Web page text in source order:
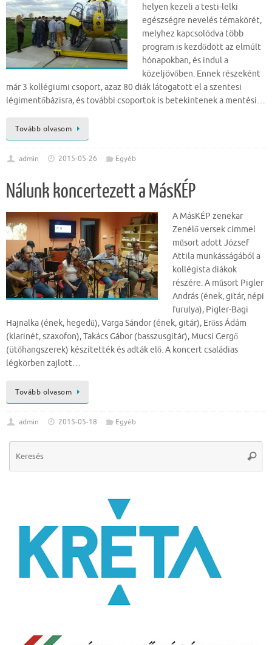
helyen kezeli a testi-lelki
egészségre nevelés témakörét,
melyhez kapcsolódva több
program is kezdődött az elmúlt
hónapokban, és indul a
közeljövőben. Ennek részeként
már 3 kollégiumi csoport, azaz 80 diák látogatott el a szentesi
légimentőbázisra, és további csoportok is betekintenek a mentési…
Tovább olvasom
admin 2015-05-26 Egyéb
Nálunk koncertezett a MásKÉP
A MásKÉP zenekar
Zenélő versek címmel
műsort adott József
Attila munkásságából a
kollégista diákok
részére. A műsort Pigler
András (ének, gitár, népi
furulya), Pigler-Bagi
Hajnalka (ének, hegedű), Varga Sándor (ének, gitár), Erőss Ádám
(klarinét, szaxofon), Takács Gábor (basszusgitár), Mucsi Gergő
(ütőhangszerek) készítették és adták elő. A koncert családias
légkörben zajlott…
Tovább olvasom
admin 2015-05-18 Egyéb